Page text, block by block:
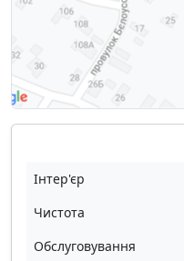
Інтер'єр
Чистота
Обслуговування